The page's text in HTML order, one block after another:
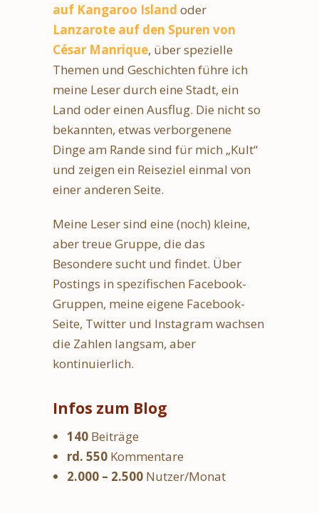
auf Kangaroo Island oder
Lanzarote auf den Spuren von
César Manrique, über spezielle
Themen und Geschichten führe ich
meine Leser durch eine Stadt, ein
Land oder einen Ausflug. Die nicht so
bekannten, etwas verborgenene
Dinge am Rande sind für mich „Kult“
und zeigen ein Reiseziel einmal von
einer anderen Seite.
Meine Leser sind eine (noch) kleine,
aber treue Gruppe, die das
Besondere sucht und findet. Über
Postings in spezifischen Facebook-
Gruppen, meine eigene Facebook-
Seite, Twitter und Instagram wachsen
die Zahlen langsam, aber
kontinuierlich.
Infos zum Blog
140 Beiträge
rd. 550 Kommentare
2.000 – 2.500 Nutzer/Monat